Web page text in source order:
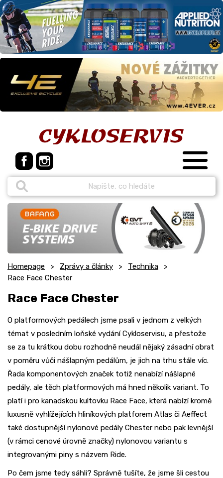
Homepage Zprávy a články
Technika
Race Face Chester
Race Face Chester
O platformových pedálech jsme psali v jednom z velkých
témat v posledním loňské vydání Cykloservisu, a přestože
se za tu krátkou dobu rozhodně neudál nějaký zásadní obrat
v poměru vůči nášlapným pedálům, je jich na trhu stále víc.
Řada komponentových značek totiž nenabízí nášlapné
pedály, ale těch platformových má hned několik variant. To
platí i pro kanadskou kultovku Race Face, která nabízí kromě
luxusně vyhlížejících hliníkových platforem Atlas či Aeffect
také dostupnější nylonové pedály Chester nebo pak levnější
(v rámci cenové úrovně značky) nylonovou variantu s
integrovanými piny s názvem Ride.
Po čem jsme tedy sáhli? Správně tušíte, že jsme šli cestou